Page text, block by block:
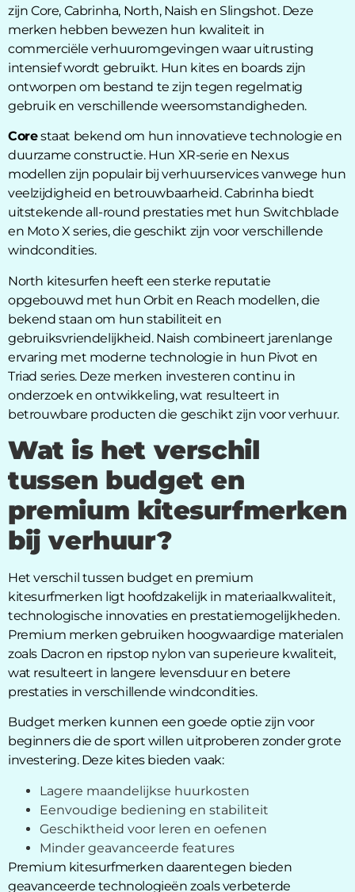
zijn Core, Cabrinha, North, Naish en Slingshot. Deze
merken hebben bewezen hun kwaliteit in
commerciële verhuuromgevingen waar uitrusting
intensief wordt gebruikt. Hun kites en boards zijn
ontworpen om bestand te zijn tegen regelmatig
gebruik en verschillende weersomstandigheden.
Corestaat bekend om hun innovatieve technologie en
duurzame constructie. Hun XR-serie en Nexus
modellen zijn populair bij verhuurservices vanwege hun
veelzijdigheid en betrouwbaarheid. Cabrinha biedt
uitstekende all-round prestaties met hun Switchblade
en Moto X series, die geschikt zijn voor verschillende
windcondities.
North kitesurfen heeft een sterke reputatie
opgebouwd met hun Orbit en Reach modellen, die
bekend staan om hun stabiliteit en
gebruiksvriendelijkheid. Naish combineert jarenlange
ervaring met moderne technologie in hun Pivot en
Triad series. Deze merken investeren continu in
onderzoek en ontwikkeling, wat resulteert in
betrouwbare producten die geschikt zijn voor verhuur.
Wat is het verschil
tussen budget en
premium kitesurfmerken
bij verhuur?
Het verschil tussen budget en premium
kitesurfmerken ligt hoofdzakelijk in materiaalkwaliteit,
technologische innovaties en prestatiemogelijkheden.
Premium merken gebruiken hoogwaardige materialen
zoals Dacron en ripstop nylon van superieure kwaliteit,
wat resulteert in langere levensduur en betere
prestaties in verschillende windcondities.
Budget merken kunnen een goede optie zijn voor
beginners die de sport willen uitproberen zonder grote
investering. Deze kites bieden vaak:
Lagere maandelijkse huurkosten
Eenvoudige bediening en stabiliteit
Geschiktheid voor leren en oefenen
Minder geavanceerde features
Premium kitesurfmerken daarentegen bieden
geavanceerde technologieën zoals verbeterde